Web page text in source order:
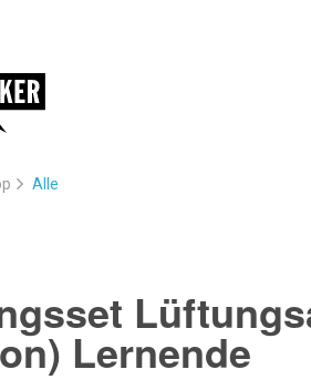
Alle
Lernende